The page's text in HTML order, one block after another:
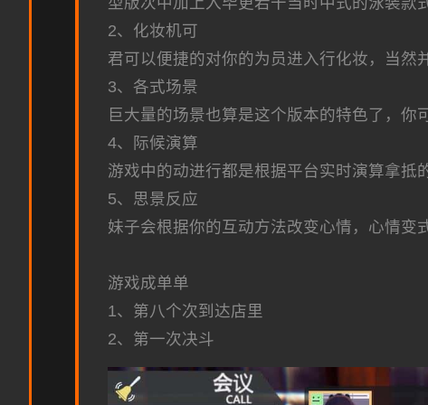
2、化妆机可
君可以便捷的对你的为员进入行化妆，当然
3、各式场景
巨大量的场景也算是这个版本的特色了，你
4、际候演算
游戏中的动进行都是根据平台实时演算拿
5、思景反应
妹子会根据你的互动方法改变心情，心情变
游戏成单单
1、第八个次到达店里
2、第一次决斗